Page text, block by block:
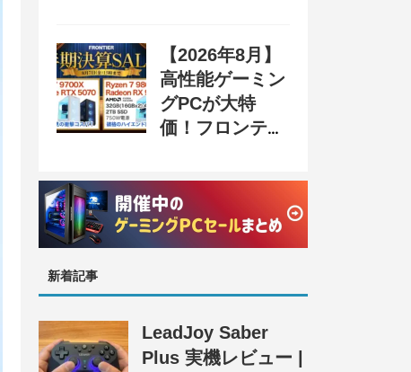
31日まで
【2026年8月】
高性能ゲーミン
グPCが大特
価！フロンティ
SALE』開催、
セール情報まと
め
新着記事
LeadJoy Saber
Plus 実機レビュー |